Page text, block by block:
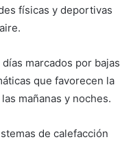
físicas y deportivas
marcados por bajas
que favorecen la
mañanas y noches.
de calefacción